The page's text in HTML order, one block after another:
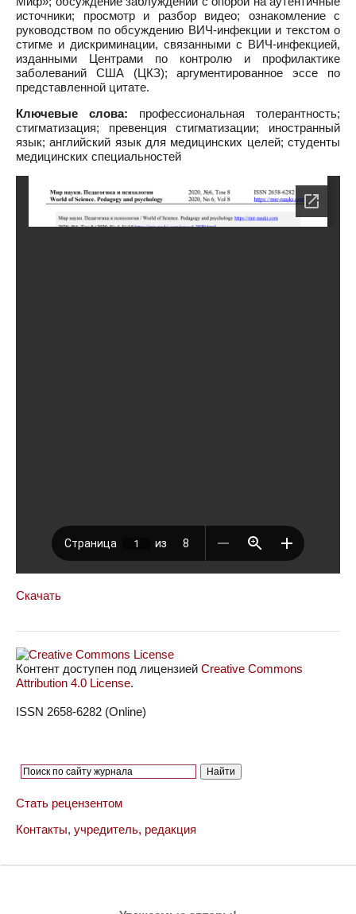
источники; просмотр и разбор видео; ознакомление с
руководством по обсуждению ВИЧ-инфекции и текстом о
стигме и дискриминации, связанными с ВИЧ-инфекцией,
изданными Центрами по контролю и профилактике
заболеваний США (ЦКЗ); аргументированное эссе по
представленной цитате.
Ключевые слова: профессиональная толерантность;
стигматизация; превенция стигматизации; иностранный
язык; английский язык для медицинских целей; студенты
медицинских специальностей
Скачать
Контент доступен под лицензией Creative Commons
Attribution 4.0 License.
ISSN 2658-6282 (Online)
Стать рецензентом
Контакты, учредитель, редакция